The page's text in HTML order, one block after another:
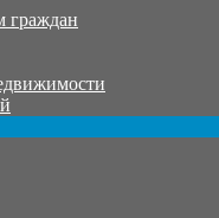
граждан